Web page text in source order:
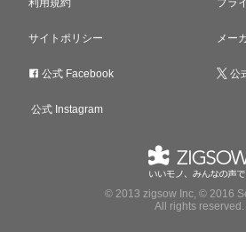
利用規約 プラ
サイトポリシー メー
公式 Facebook 公
公式 Instagram
© 2013 zigsow Inc, © 2016
All rights reserved.